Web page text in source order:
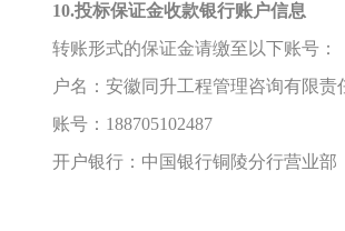
10.投标保证金收款银行账户信息
转账形式的保证金请缴至以下账号：
户名： 安徽同升工程管理咨询有限责
账号： 188705102487
开户银行：中国银行铜陵分行营业部